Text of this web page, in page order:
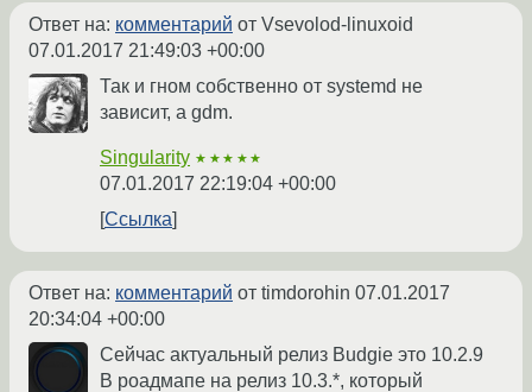
Ответ на: комментарий от Vsevolod-linuxoid
07.01.2017 21:49:03 +00:00
Так и гном собственно от systemd не
зависит, а gdm.
Singularity ★★★★★
07.01.2017 22:19:04 +00:00
Ссылка
Ответ на: комментарий от timdorohin 07.01.2017
20:34:04 +00:00
Сейчас актуальный релиз Budgie это 10.2.9
В роадмапе на релиз 10.3.*, который